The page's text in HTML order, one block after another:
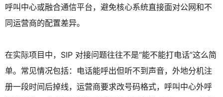
呼叫中心或融合通信平台，避免核心系统直接面对公网和不
同运营商的配置差异。
在实际项目中，SIP 对接问题往往不是“能不能打电话”这么简
单。常见情况包括：电话能呼出但听不到声音，外地分机注
册一段时间后掉线，运营商要求改号码格式，呼叫中心外呼